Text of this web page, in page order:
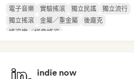
電子音樂 實驗搖滾 獨立民謠
獨立流行
獨立搖滾
金屬／重金屬
後龐克
搖滾樂／經典搖滾
indie now